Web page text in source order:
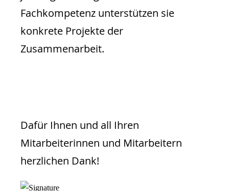
Fachkompetenz unterstützen sie
konkrete Projekte der
Zusammenarbeit.
Dafür Ihnen und all Ihren
Mitarbeiterinnen und Mitarbeitern
herzlichen Dank!